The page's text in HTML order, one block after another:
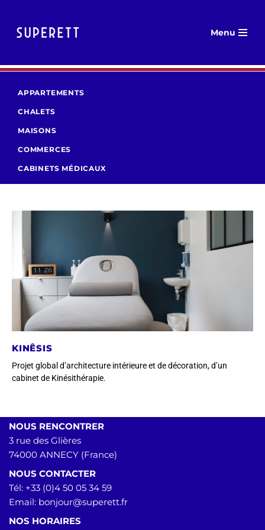
Aller
Menu
APPARTEMENTS
CHALETS
MAISONS
COMMERCES
CABINETS MÉDICAUX
KINÊSIS
Projet global d’architecture intérieure et de décoration, d’un
cabinet de Kinésithérapie.
NOUS RENCONTRER
3 rue des Glières
74000 ANNECY (France)
NOUS CONTACTER
Tél: +33 (0)4 50 05 34 59
Email: bonjour@superett.fr
NOS HORAIRES